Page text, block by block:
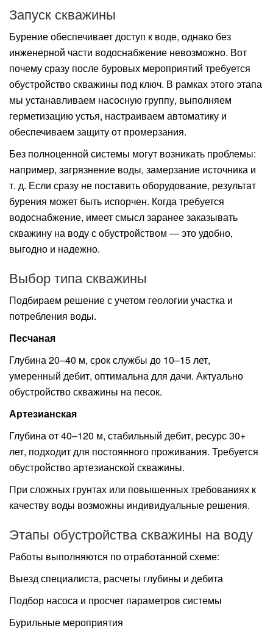
Запуск скважины
Бурение обеспечивает доступ к воде, однако без
инженерной части водоснабжение невозможно. Вот
почему сразу после буровых мероприятий требуется
обустройство скважины под ключ. В рамках этого этапа
мы устанавливаем насосную группу, выполняем
герметизацию устья, настраиваем автоматику и
обеспечиваем защиту от промерзания.
Без полноценной системы могут возникать проблемы:
например, загрязнение воды, замерзание источника и
т. д. Если сразу не поставить оборудование, результат
бурения может быть испорчен. Когда требуется
водоснабжение, имеет смысл заранее заказывать
скважину на воду с обустройством — это удобно,
выгодно и надежно.
Выбор типа скважины
Подбираем решение с учетом геологии участка и
потребления воды.
Песчаная
Глубина 20–40 м, срок службы до 10–15 лет,
умеренный дебит, оптимальна для дачи. Актуально
обустройство скважины на песок.
Артезианская
Глубина от 40–120 м, стабильный дебит, ресурс 30+
лет, подходит для постоянного проживания. Требуется
обустройство артезианской скважины.
При сложных грунтах или повышенных требованиях к
качеству воды возможны индивидуальные решения.
Этапы обустройства скважины на воду
Работы выполняются по отработанной схеме:
Выезд специалиста, расчеты глубины и дебита
Подбор насоса и просчет параметров системы
Бурильные мероприятия